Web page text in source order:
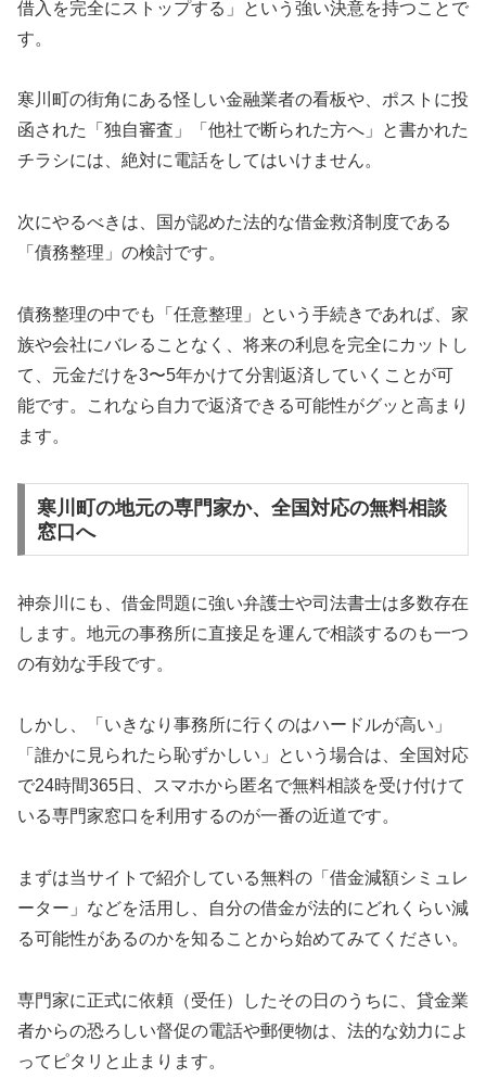
借入を完全にストップする」という強い決意を持つことで
す。
寒川町の街角にある怪しい金融業者の看板や、ポストに投
函された「独自審査」「他社で断られた方へ」と書かれた
チラシには、絶対に電話をしてはいけません。
次にやるべきは、国が認めた法的な借金救済制度である
「債務整理」の検討です。
債務整理の中でも「任意整理」という手続きであれば、家
族や会社にバレることなく、将来の利息を完全にカットし
て、元金だけを3〜5年かけて分割返済していくことが可
能です。これなら自力で返済できる可能性がグッと高まり
ます。
寒川町の地元の専門家か、全国対応の無料相談
窓口へ
神奈川にも、借金問題に強い弁護士や司法書士は多数存在
します。地元の事務所に直接足を運んで相談するのも一つ
の有効な手段です。
しかし、「いきなり事務所に行くのはハードルが高い」
「誰かに見られたら恥ずかしい」という場合は、全国対応
で24時間365日、スマホから匿名で無料相談を受け付けて
いる専門家窓口を利用するのが一番の近道です。
まずは当サイトで紹介している無料の「借金減額シミュレ
ーター」などを活用し、自分の借金が法的にどれくらい減
る可能性があるのかを知ることから始めてみてください。
専門家に正式に依頼（受任）したその日のうちに、貸金業
者からの恐ろしい督促の電話や郵便物は、法的な効力によ
ってピタリと止まります。